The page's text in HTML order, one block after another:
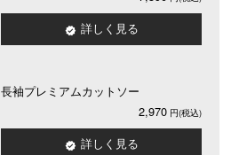
詳しく見る
長袖プレミアムカットソー
2,970
詳しく見る